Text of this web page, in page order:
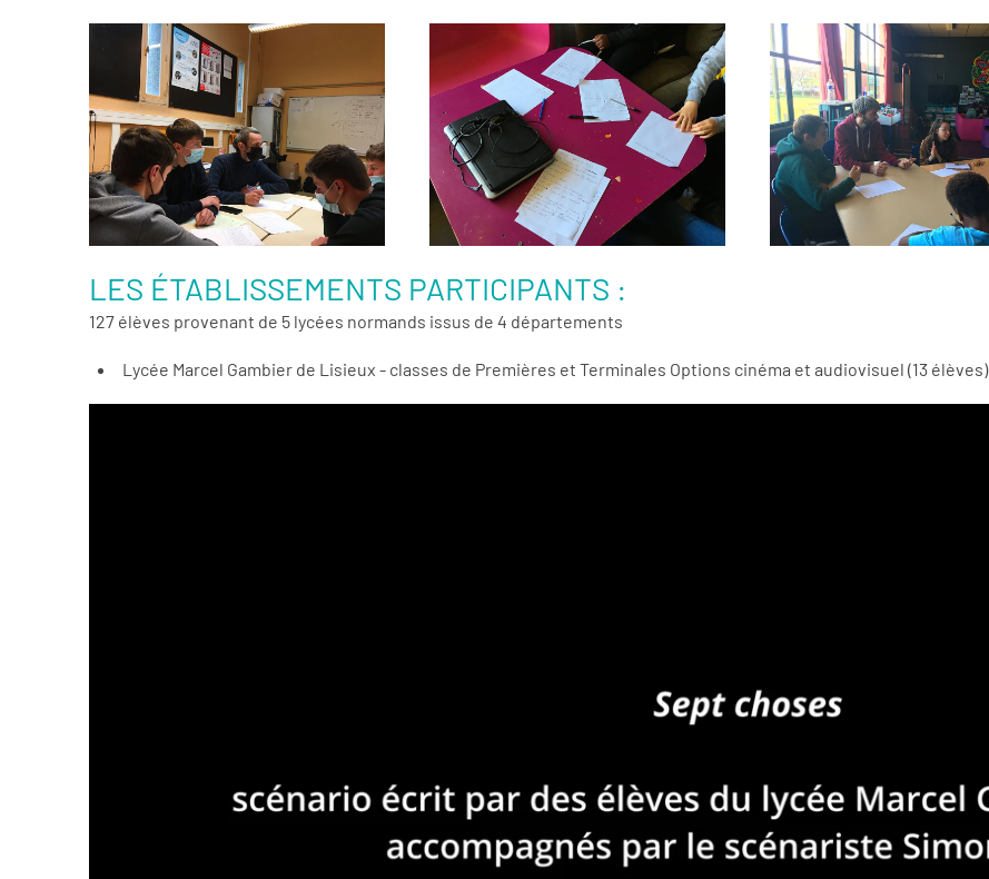
LES ÉTABLISSEMENTS PARTICIPANTS :
127 élèves provenant de 5 lycées normands issus de 4 départements
Lycée Marcel Gambier de Lisieux - classes de Premières et Terminales Options cinéma et audiovisuel (13 élèves)